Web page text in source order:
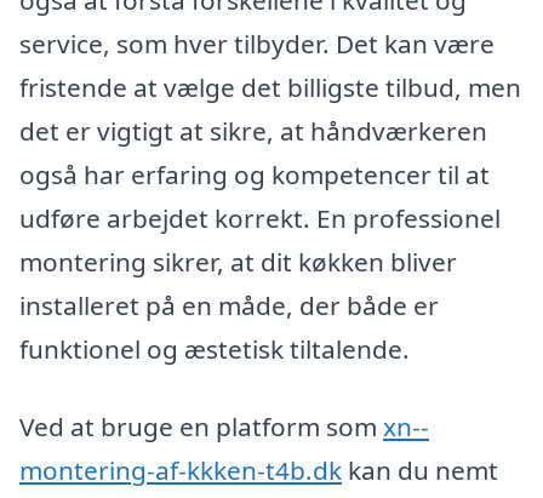
service, som hver tilbyder. Det kan være
fristende at vælge det billigste tilbud, men
det er vigtigt at sikre, at håndværkeren
også har erfaring og kompetencer til at
udføre arbejdet korrekt. En professionel
montering sikrer, at dit køkken bliver
installeret på en måde, der både er
funktionel og æstetisk tiltalende.
Ved at bruge en platform som xn--
montering-af-kkken-t4b.dk kan du nemt